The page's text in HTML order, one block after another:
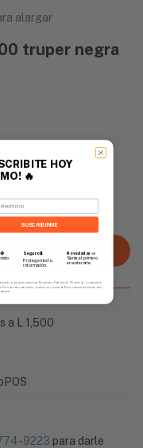
alargar
truper negra
al carrito
a L 1,500
9223 para darle
HOY
🔥
SUSCRIBIRME
Seguro 🔒
Protegemos tu
información.
Novedades 📣
Serás el primero
en enterarte.
aceptás nuestros Términos y Política de Privacidad, y consentís
Fierros con novedades, productos y eventos. Este consentimiento no es